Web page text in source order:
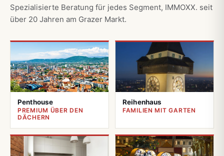
Spezialisierte Beratung für jedes Segment, IMMOXX. seit
über 20 Jahren am Grazer Markt.
Penthouse
PREMIUM ÜBER DEN
DÄCHERN
Reihenhaus
FAMILIEN MIT GARTEN